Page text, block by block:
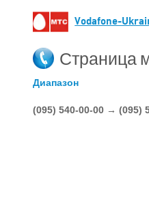
Vodafone-
Страница
Диапазон
(095) 540-00-00 → (095)